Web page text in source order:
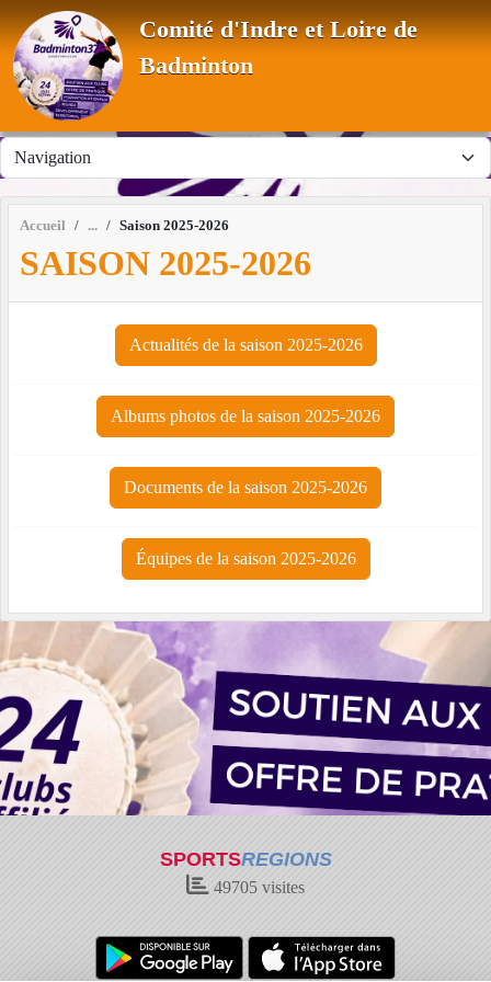
Comité d'Indre et Loire de
Badminton
Accueil Saison 2025-2026
SAISON 2025-2026
Actualités de la saison 2025-2026
Albums photos de la saison 2025-2026
Documents de la saison 2025-2026
Équipes de la saison 2025-2026
SPORTSREGIONS
49705 visites
Panneau de gestion des cookies